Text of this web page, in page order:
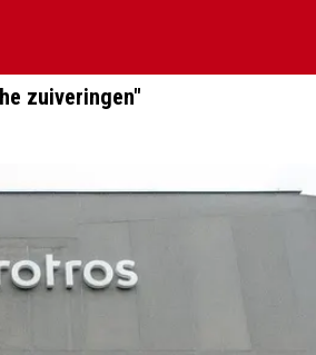
zuiveringen"